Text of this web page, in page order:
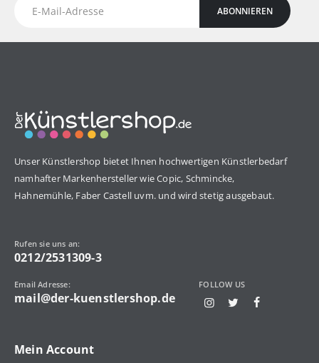
ABONNIEREN
Unser Künstlershop bietet Ihnen hochwertigen Künstlerbedarf
namhafter Markenhersteller wie Copic, Schmincke,
Hahnemühle, Faber Castell uvm. und wird stetig ausgebaut.
Rufen sie uns an:
0212/2531309-3
Email Adresse:
mail@der-kuenstlershop.de
FOLLOW US
Mein Account